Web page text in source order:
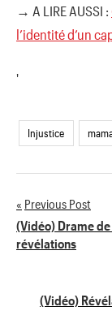
→ A LIRE AUSSI :
l’identité d’un
'
Injustice
Navigation
de
Previous Post
(Vidéo) Drame
révélations
(Vidéo)